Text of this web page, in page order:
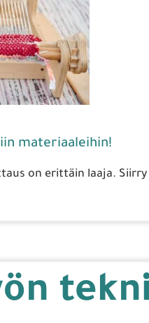
materiaaleihin!
on erittäin laaja.